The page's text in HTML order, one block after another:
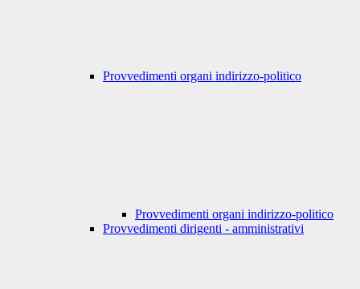
Provvedimenti organi indirizzo-politico
Provvedimenti organi indirizzo-politico
Provvedimenti dirigenti - amministrativi